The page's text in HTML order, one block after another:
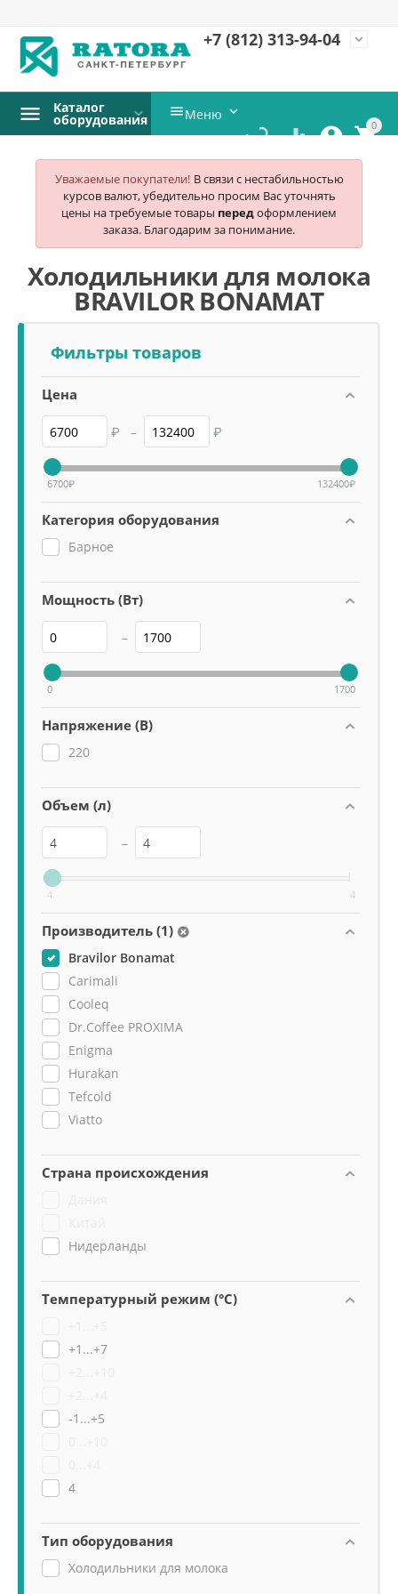
+7 (812) 313-94-04 expand_more
0


 
Каталог
оборудования Меню 
Уважаемые покупатели! В связи с нестабильностью
курсов валют, убедительно просим Вас уточнять
цены на требуемые товары передоформлением
заказа. Благодарим за понимание.
Холодильники для молока
BRAVILOR BONAMAT
Фильтры товаров
Цена
₽ – ₽
6700₽ 132400₽
Категория оборудования
Барное
Мощность (Вт)
–
0 1700
Напряжение (В)
220
Объем (л)
–
4 4
Производитель (1)
Bravilor Bonamat
Carimali
Cooleq
Dr.Coffee PROXIMA
Enigma
Hurakan
Tefcold
Viatto
Страна происхождения
Нидерланды
Температурный режим (°C)
+1...+7
-1...+5
4
Тип оборудования
Холодильники для молока